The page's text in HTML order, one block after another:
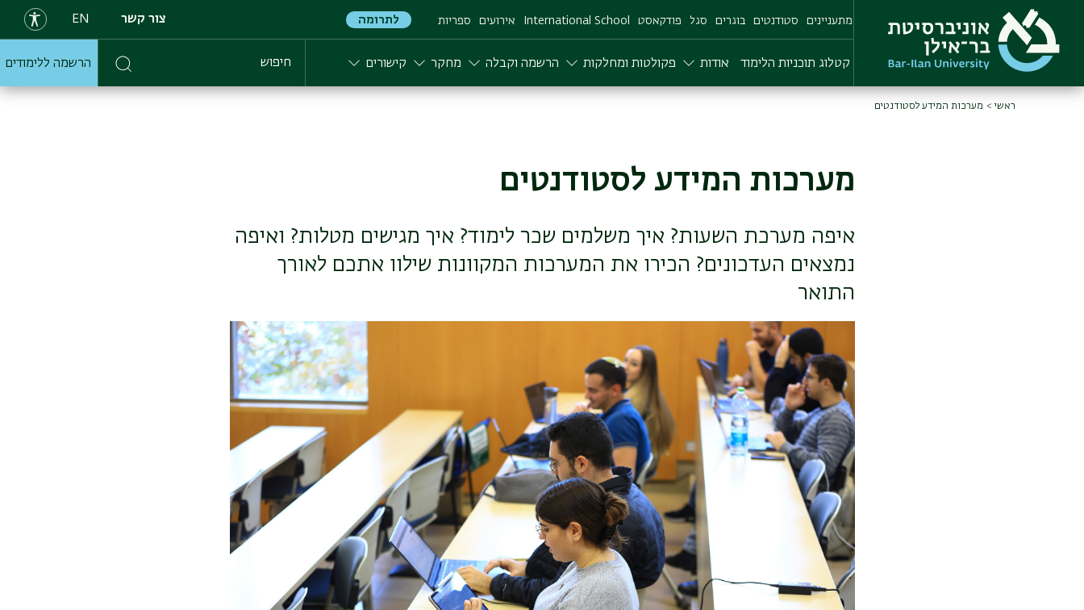
main
content
מתעניינים סטודנטים בוגרים סגל פודקאסט International School אירועים ספריות לתרומה צור קשר EN
קטלוג תוכניות הלימוד אודות פקולטות ומחלקות הרשמה וקבלה מחקר קישורים חיפוש הרשמה ללימודים
ראשי מערכות המידע לסטודנטים
מערכות המידע לסטודנטים
איפה מערכת השעות? איך משלמים שכר לימוד? איך מגישים מטלות? ואיפה
נמצאים העדכונים? הכירו את המערכות המקוונות שילוו אתכם לאורך
התואר